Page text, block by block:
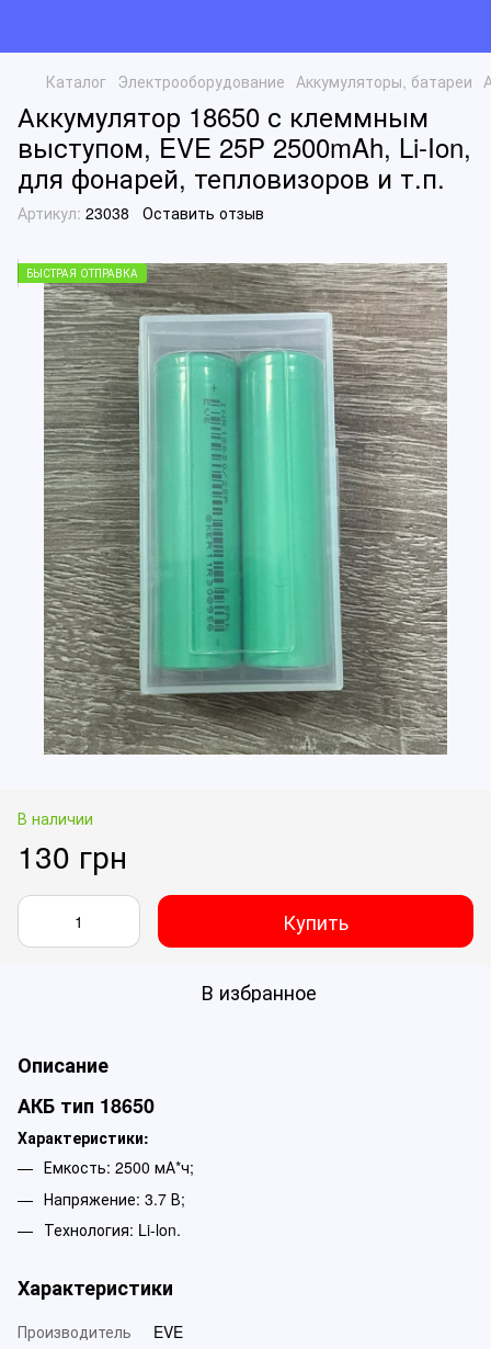
Каталог Электрооборудование Аккумуляторы, батареи
Аккумулятор 18650 с клеммным
выступом, EVE 25P 2500mAh, Li-Ion,
для фонарей, тепловизоров и т.п.
Артикул: 23038 Оставить отзыв
БЫСТРАЯ ОТПРАВКА
В наличии
130 грн
Купить
В избранное
Описание
АКБ тип 18650
Характеристики:
Емкость: 2500 мА*ч;
Напряжение: 3.7 В;
Технология: Li-lon.
Характеристики
Производитель
EVE